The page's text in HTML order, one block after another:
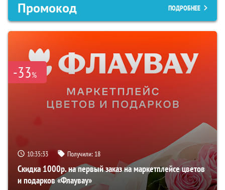
Промокод ПОДРОБНЕЕ
-33%
10:35:32 Получили: 18
Скидка 1000р. на первый заказ на маркетплейсе цветов
и подарков «Флаувау»